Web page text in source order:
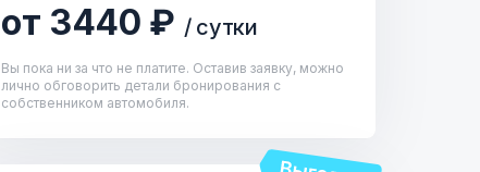
от 3440 ₽ / сутки
Вы пока ни за что не платите. Оставив заявку, можно
лично обговорить детали бронирования с
собственником автомобиля.